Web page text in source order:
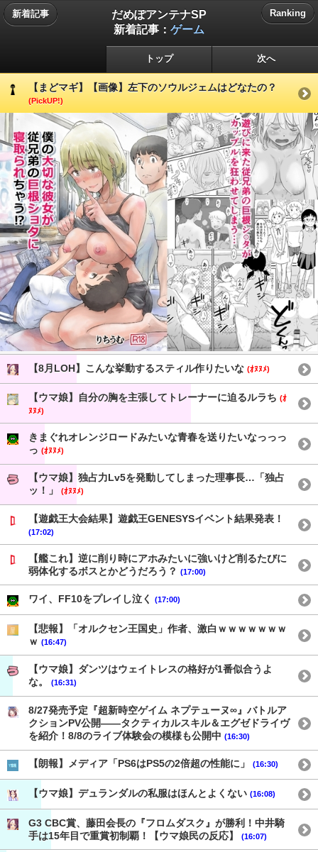
新着記事
だめぽアンテナSP
新着記事： ゲーム
Ranking
トップ 次へ
【まどマギ】【画像】左下のソウルジェムはどなたの？
(PickUP!)
【8月LOH】こんな挙動するスティル作りたいな (ｵﾇﾇﾒ)
【ウマ娘】自分の胸を主張してトレーナーに迫るルラち (ｵ
ﾇﾇﾒ)
きまぐれオレンジロードみたいな青春を送りたいなっっっ
っ (ｵﾇﾇﾒ)
【ウマ娘】独占力Lv5を発動してしまった理事長…「独占
ッ！」
(ｵﾇﾇﾒ)
【遊戯王大会結果】遊戯王GENESYSイベント結果発表！
(17:02)
【艦これ】逆に削り時にアホみたいに強いけど削るたびに
弱体化するボスとかどうだろう？ (17:00)
ワイ、FF10をプレイし泣く (17:00)
【悲報】「オルクセン王国史」作者、激白ｗｗｗｗｗｗｗ
ｗ (16:47)
【ウマ娘】ダンツはウェイトレスの格好が1番似合うよ
な。
(16:31)
8/27発売予定『超新時空ゲイム ネプテューヌ∞』バトルア
クションPV公開——タクティカルスキル＆エグゼドライヴ
を紹介！8/8のライブ体験会の模様も公開中 (16:30)
【朗報】メディア「PS6はPS5の2倍超の性能に」 (16:30)
【ウマ娘】デュランダルの私服はほんとよくない (16:08)
G3 CBC賞、藤田会長の『フロムダスク』が勝利！中井騎
手は15年目で重賞初制覇！【ウマ娘民の反応】
(16:07)